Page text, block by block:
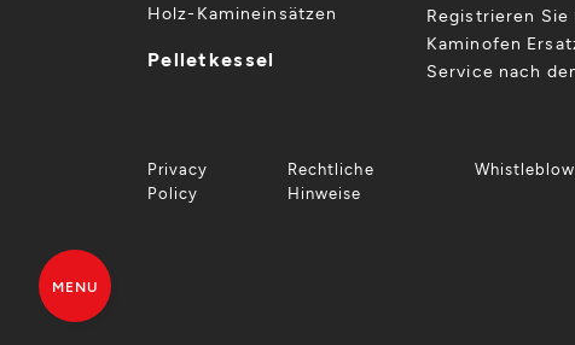
Holz-Kamineinsätzen
Pelletkessel
Registrieren Sie
Kaminofen
Service nach
Privacy
Policy
Rechtliche
Hinweise
MENU